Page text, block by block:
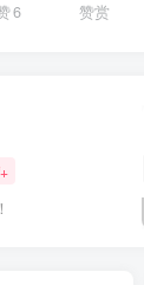
6 赞赏